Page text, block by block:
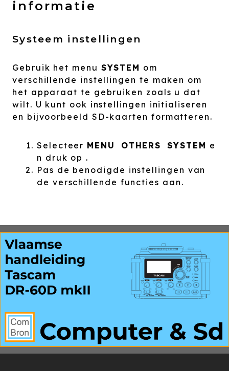
informatie
Systeem instellingen
Gebruik het menu SYSTEM om
verschillende instellingen te maken om
het apparaat te gebruiken zoals u dat
wilt. U kunt ook instellingen initialiseren
en bijvoorbeeld SD-kaarten formatteren.
Selecteer MENU OTHERS SYSTEM e
n druk op .
Pas de benodigde instellingen van
de verschillende functies aan.